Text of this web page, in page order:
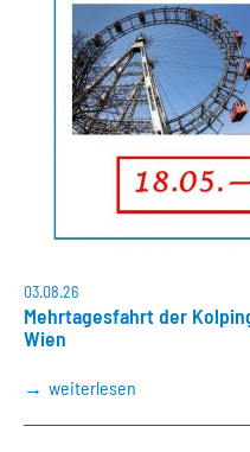
03.08.26
Mehrtagesfahrt der
Wien
weiterlesen